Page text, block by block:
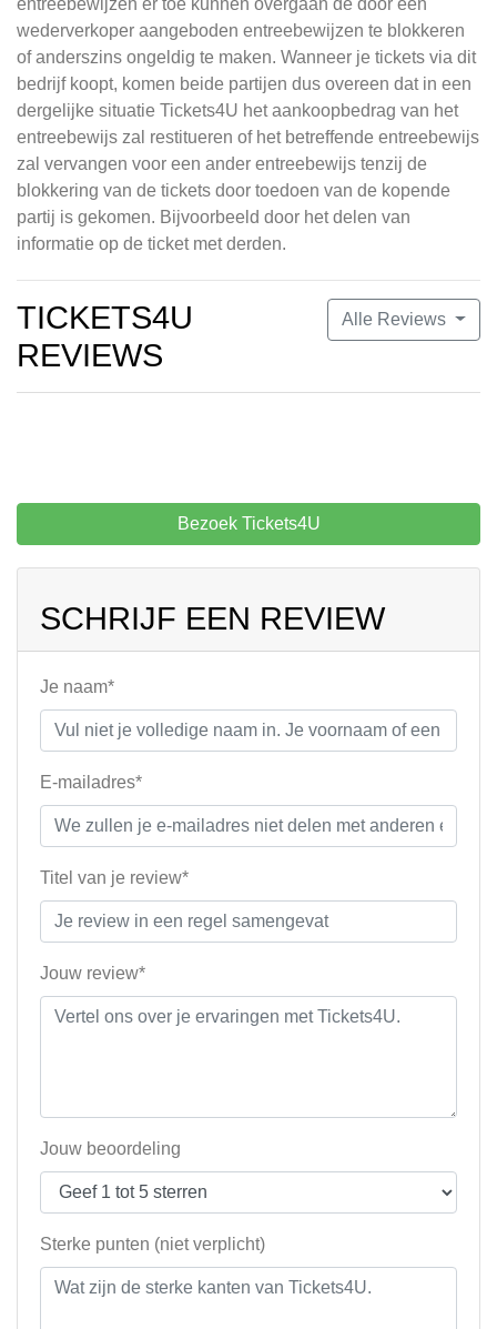
entreebewijzen er toe kunnen overgaan de door een
wederverkoper aangeboden entreebewijzen te blokkeren
of anderszins ongeldig te maken. Wanneer je tickets via dit
bedrijf koopt, komen beide partijen dus overeen dat in een
dergelijke situatie Tickets4U het aankoopbedrag van het
entreebewijs zal restitueren of het betreffende entreebewijs
zal vervangen voor een ander entreebewijs tenzij de
blokkering van de tickets door toedoen van de kopende
partij is gekomen. Bijvoorbeeld door het delen van
informatie op de ticket met derden.
Alle Reviews
TICKETS4U
REVIEWS
Bezoek Tickets4U
SCHRIJF EEN REVIEW
Je naam*
E-mailadres*
Titel van je review*
Jouw review*
Jouw beoordeling
Sterke punten (niet verplicht)